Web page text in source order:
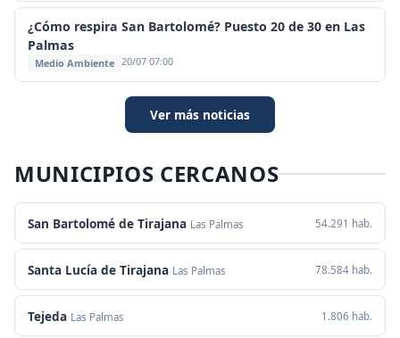
¿Cómo respira San Bartolomé? Puesto 20 de 30 en Las
Palmas
Medio Ambiente 20/07 07:00
Ver más noticias
MUNICIPIOS CERCANOS
San Bartolomé de Tirajana Las Palmas 54.291 hab.
Santa Lucía de Tirajana Las Palmas 78.584 hab.
Tejeda Las Palmas 1.806 hab.